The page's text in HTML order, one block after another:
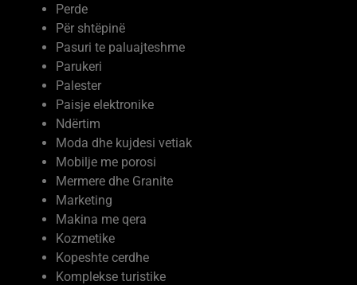
Perde
Për shtëpinë
Pasuri te paluajteshme
Parukeri
Palester
Paisje elektronike
Ndërtim
Moda dhe kujdesi vetiak
Mobilje me porosi
Mermere dhe Granite
Marketing
Makina me qera
Kozmetike
Kopeshte cerdhe
Komplekse turistike